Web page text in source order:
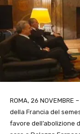
ROMA, 26
della Francia del
favore dell’abolizione